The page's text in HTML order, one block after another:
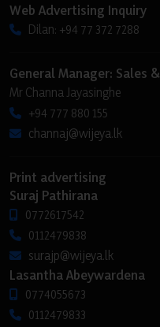
Web Advertising Inquiry
Dilan: +94 77 372 7288
General Manager: Sales
Mr Channa Jayasinghe
+94 777 880 155
channaj@wijeya.lk
Print advertising
Suraj Pathirana
0772617542
0112479838
surajp@wijeya.lk
Lasantha Abeywardena
0774055673
0112479833